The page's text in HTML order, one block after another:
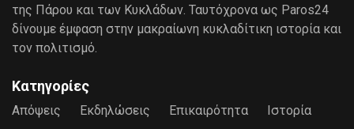
της Πάρου και των Κυκλάδων. Ταυτόχρονα ως Paros24
δίνουμε έμφαση στην μακραίωνη κυκλαδίτικη ιστορία και
τον πολιτισμό.
Κατηγορίες
Απόψεις Εκδηλώσεις Επικαιρότητα
Ιστορία